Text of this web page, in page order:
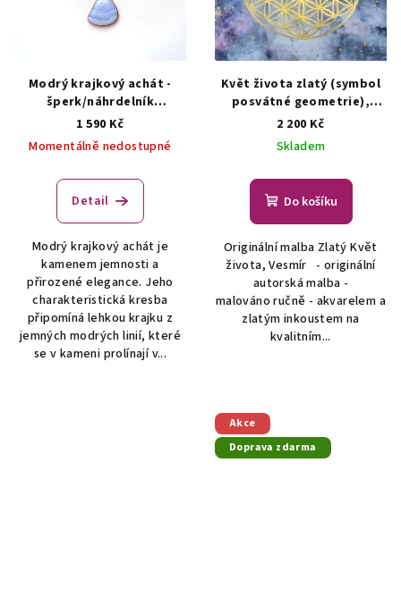
Modrý krajkový achát -
šperk/náhrdelník
AUTORSKÁ TVORBA ŠPERKŮ
Z MINERÁLŮ
1 590 Kč
Momentálně nedostupné
Detail
Modrý krajkový achát je
kamenem jemnosti a
přirozené elegance. Jeho
charakteristická kresba
připomíná lehkou krajku z
jemných modrých linií, které
se v kameni prolínají v...
Květ života zlatý (symbol
posvátné geometrie),
vesmír - autorská malba
Originální malba - symbol
posvátné geometrie
2 200 Kč
Skladem
Do košíku
Originální malba Zlatý Květ
života, Vesmír - originální
autorská malba -
malováno ručně - akvarelem a
zlatým inkoustem na
kvalitním...
Akce
Doprava zdarma